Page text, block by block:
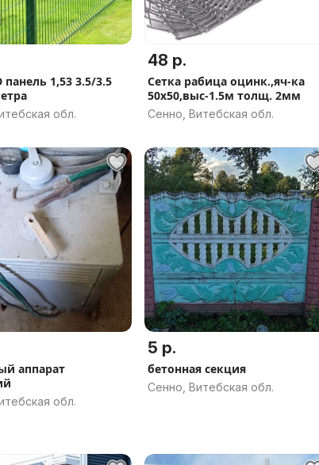
панель 1,53 3.5/3.5
обл.
48 р.
Сетка рабица оцинк.,яч-ка
50х50,выс-1.5м толщ. 2мм
Сенно, Витебская обл.
аппарат
обл.
5 р.
бетонная секция
Сенно, Витебская обл.